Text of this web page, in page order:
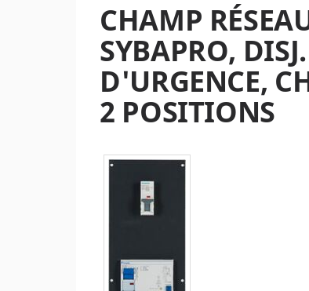
CHAMP
SYBAPRO,
D'URGENCE,
2 POSITIONS